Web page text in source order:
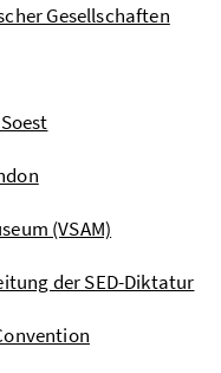
Gesellschaften
(VSAM)
der SED-Diktatur